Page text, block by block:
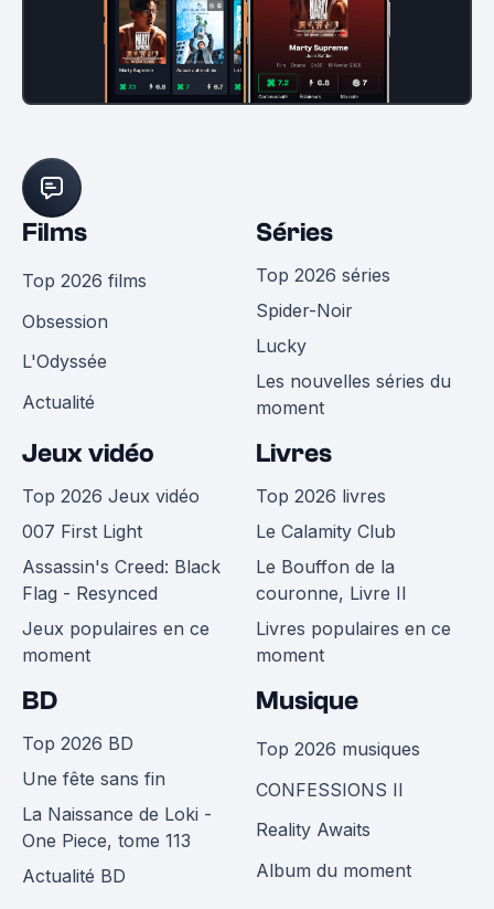
Films
Top 2026 films
Obsession
L'Odyssée
Actualité
Séries
Top 2026 séries
Spider-Noir
Lucky
Les nouvelles séries du
moment
Jeux vidéo
Top 2026 Jeux vidéo
007 First Light
Assassin's Creed: Black
Flag - Resynced
Jeux populaires en ce
moment
Livres
Top 2026 livres
Le Calamity Club
Le Bouffon de la
couronne, Livre II
Livres populaires en ce
moment
BD
Top 2026 BD
Une fête sans fin
La Naissance de Loki -
One Piece, tome 113
Actualité BD
Musique
Top 2026 musiques
CONFESSIONS II
Reality Awaits
Album du moment